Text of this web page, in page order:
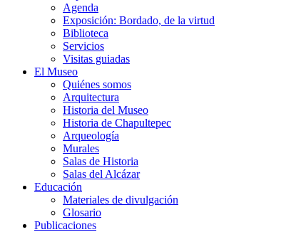
Agenda
Exposición: Bordado, de la virtud
Biblioteca
Servicios
Visitas guiadas
El Museo
Quiénes somos
Arquitectura
Historia del Museo
Historia de Chapultepec
Arqueología
Murales
Salas de Historia
Salas del Alcázar
Educación
Materiales de divulgación
Glosario
Publicaciones